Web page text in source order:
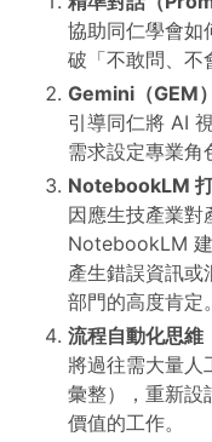
協助同仁學會如
破「不敢問、不
Gemini（GEM
引導同仁將 AI
需求設定專業角
NotebookLM
因應生技產業對
NotebookLM
產生錯誤資訊或
部門的高度肯定。
流程自動化思維
將過往需大量人
彙整），重新設
價值的工作。